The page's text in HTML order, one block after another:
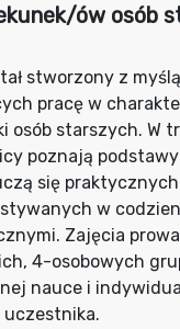
ów osób
stworzony z
pracę w
osób starszych. W
poznają
się
w
Zajęcia
4-osobowych
nauce i
uczestnika.